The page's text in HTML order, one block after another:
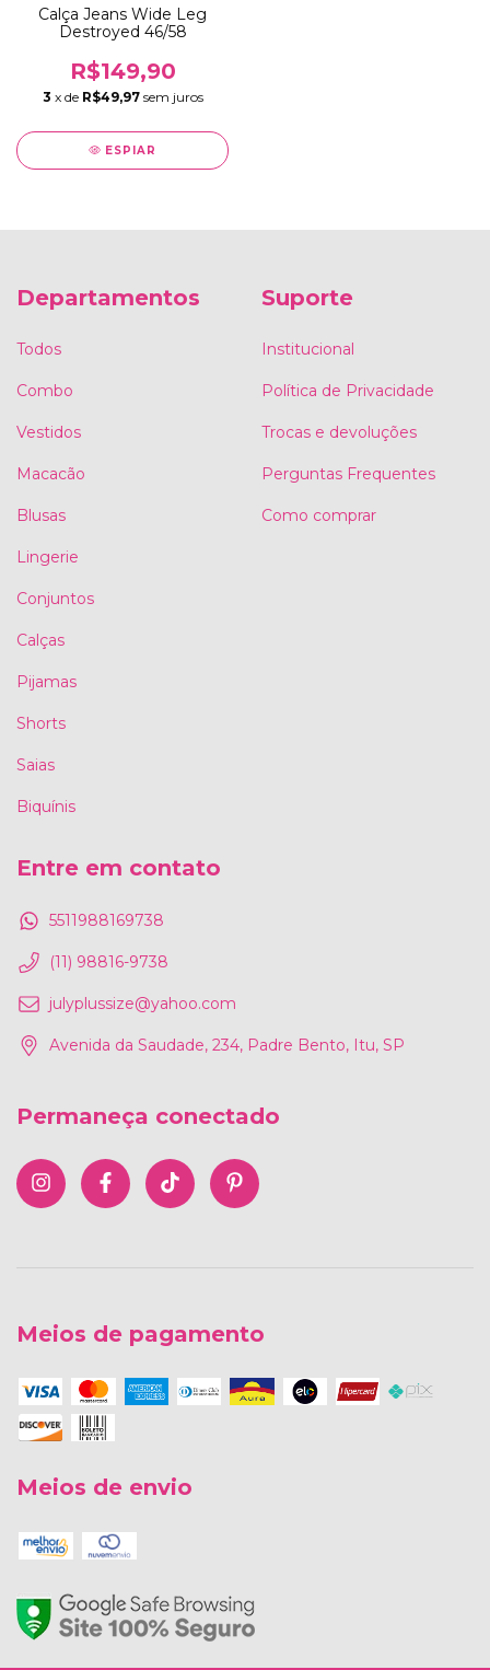
Calça Jeans Wide Leg
Destroyed 46/58
R$149,90
3 x de R$49,97 sem juros
ESPIAR
Departamentos
Todos
Combo
Vestidos
Macacão
Blusas
Lingerie
Conjuntos
Calças
Pijamas
Shorts
Saias
Biquínis
Suporte
Institucional
Política de Privacidade
Trocas e devoluções
Perguntas Frequentes
Como comprar
Entre em contato
5511988169738
(11) 98816-9738
julyplussize@yahoo.com
Avenida da Saudade, 234, Padre Bento, Itu, SP
Permaneça conectado
Meios de pagamento
Meios de envio